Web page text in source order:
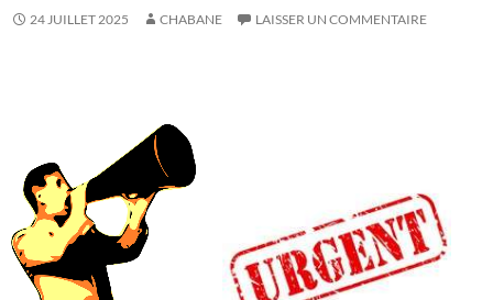
24 JUILLET 2025 CHABANE LAISSER UN COMMENTAIRE